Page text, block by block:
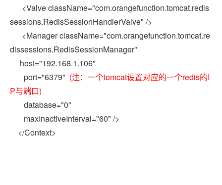
<Valve className="com.orangefunction.tomcat.redis
sessions.RedisSessionHandlerValve" />
<Manager className="com.orangefunction.tomcat.re
dissessions.RedisSessionManager"
host="192.168.1.106"
port="6379" (注：一个tomcat设置对应的一个redis的I
P与端口)
database="0"
maxInactiveInterval="60" />
</Context>